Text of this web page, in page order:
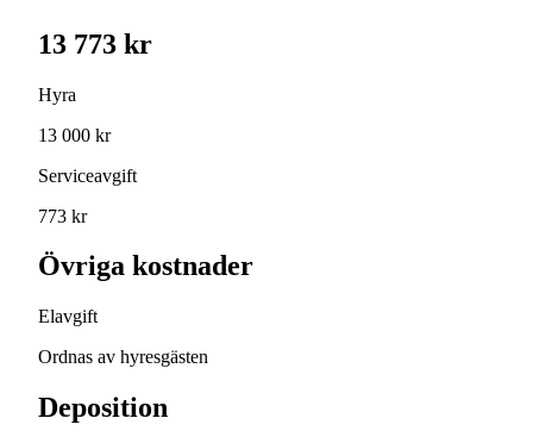
13 773 kr
Hyra
13 000 kr
Serviceavgift
773 kr
Övriga kostnader
Elavgift
Ordnas av hyresgästen
Deposition